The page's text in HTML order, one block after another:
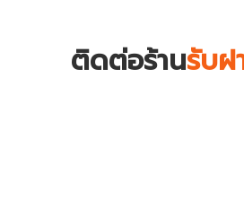
ติดต่อร้านรับ